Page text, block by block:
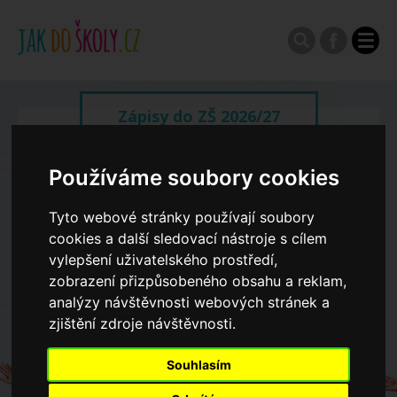
Používáme soubory cookies
Tyto webové stránky používají soubory
cookies a další sledovací nástroje s cílem
vylepšení uživatelského prostředí,
zobrazení přizpůsobeného obsahu a reklam,
analýzy návštěvnosti webových stránek a
zjištění zdroje návštěvnosti.
Souhlasím
Zápisy do ZŠ 2026/27
Výroční zprávy
Spádové oblasti ZŠ
Koncepce školství
Dny otevřených dveří ZŠ